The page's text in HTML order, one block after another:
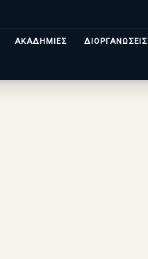
ΑΚΑΔΗΜΙΕΣ ΔΙΟΡΓΑΝΩΣΕΙΣ